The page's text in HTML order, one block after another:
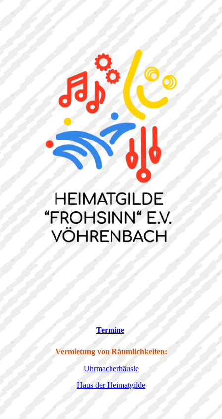
Termine
Vermietung von Räumlichkeiten:
Uhrmacherhäusle
Haus der Heimatgilde